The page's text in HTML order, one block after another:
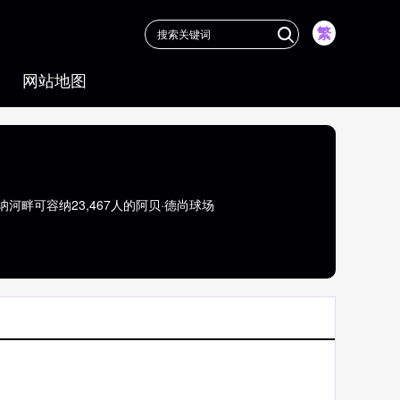
繁
网站地图
畔可容纳23,467人的阿贝·德尚球场